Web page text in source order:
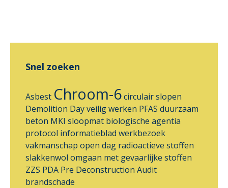
Snel zoeken
Asbest Chroom-6circulair slopen
Demolition Dayveilig werken PFAS duurzaam
beton MKI sloopmat biologische agentia
protocol informatieblad werkbezoek
vakmanschap open dag radioactieve stoffen
slakkenwol omgaan met gevaarlijke stoffen
ZZS PDA Pre Deconstruction Audit
brandschade